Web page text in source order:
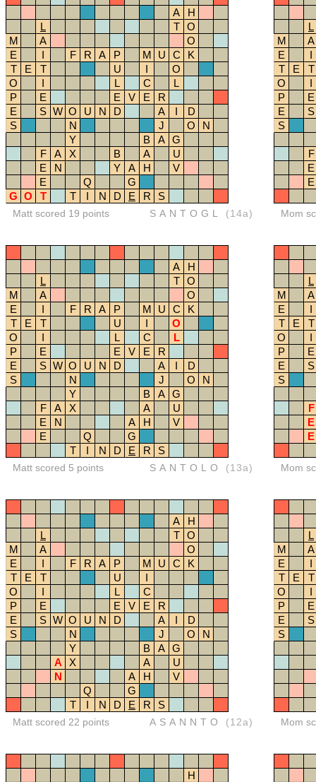
A
H
L
T
O
M
A
O
E
I F R A P M U C
K
T
E T U I
O
O
I L C
L
P
E E V E
R
E
S W O U N D A I
D
S
N J O
N
Y
B A G
F
A X B A
U
E
N Y A H
V
E
Q
G
G O T T I N D E R S
Matt scored 19 points SANTOGL (14a)
L
M
A
E
I
T
E
T
O
I
P
E
E
S
S
F
E
E
Mom
A
H
L
T
O
M
A
O
E
I F R A P M U C
K
T
E T U I
O
O
I L C
L
P
E E V E
R
E
S W O U N D A I
D
S
N J O
N
Y
B A G
F
A X A
U
E
N A H
V
E
Q
G
T
I N D E R S
Matt scored 5 points SANTOLO (13a)
L
M
A
E
I
T
E
T
O
I
P
E
E
S
S
F
E
E
Mom
A
H
L
T
O
M
A
O
E
I F R A P M U C
K
T
E T U
I
O
I L
C
P
E E V E
R
E
S W O U N D A I
D
S
N J O
N
Y
B A G
A
X A
U
N
A H
V
Q
G
T
I N D E R S
Matt scored 22 points ASANNTO (12a)
L
M
A
E
I
T
E
T
O
I
P
E
E
S
S
Mom
H